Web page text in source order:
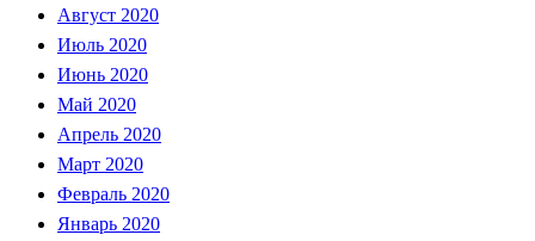
Август 2020
Июль 2020
Июнь 2020
Май 2020
Апрель 2020
Март 2020
Февраль 2020
Январь 2020